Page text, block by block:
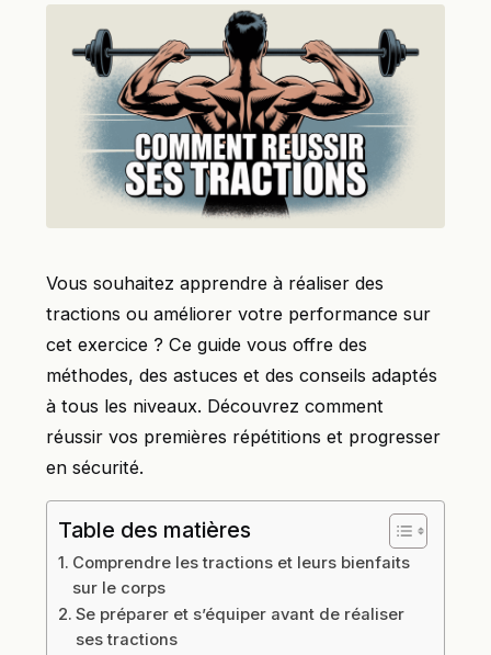
Vous souhaitez apprendre à réaliser des
tractions ou améliorer votre performance sur
cet exercice ? Ce guide vous offre des
méthodes, des astuces et des conseils adaptés
à tous les niveaux. Découvrez comment
réussir vos premières répétitions et progresser
en sécurité.
Table des matières
Comprendre les tractions et leurs bienfaits
sur le corps
Se préparer et s’équiper avant de réaliser
ses tractions